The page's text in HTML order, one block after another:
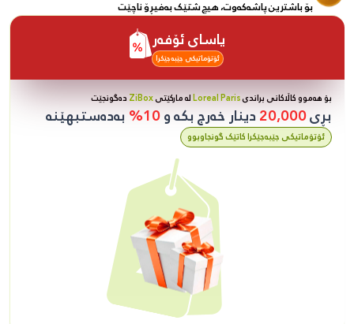
بۆ باشترین پاشەکەوت، هیچ شتێک بەفیڕۆ ناچێت
یاسای ئۆفەر
ئۆتۆماتیکی جێبەجێکرا
بۆ هەموو کاڵاکانی براندیLoreal Parisلە مارکێتیZiBox دەگونجێت
بڕی20,000دینار خەرج بکە و10% بەدەستبهێنە
ئۆتۆماتیکی جێبەجێکرا کاتێک گونجاوبوو